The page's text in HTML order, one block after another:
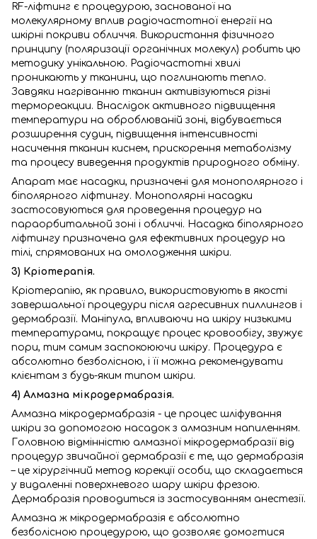
RF-ліфтинг є процедурою, заснованої на
молекулярному вплив радіочастотної енергії на
шкірні покриви обличчя. Використання фізичного
принципу (поляризації органічних молекул) робить цю
методику унікальною. Радіочастотні хвилі
проникають у тканини, що поглинають тепло.
Завдяки нагріванню тканин активізуються різні
термореакции. Внаслідок активного підвищення
температури на оброблюваній зоні, відбувається
розширення судин, підвищення інтенсивності
насичення тканин киснем, прискорення метаболізму
та процесу виведення продуктів природного обміну.
Апарат має насадки, призначені для монополярного і
біполярного ліфтингу. Монополярні насадки
застосовуються для проведення процедур на
параорбитальной зоні і обличчі. Насадка біполярного
ліфтингу призначена для ефективних процедур на
тілі, спрямованих на омолодження шкіри.
3) Кріотерапія.
Кріотерапію, як правило, використовують в якості
завершальної процедури після агресивних пиллингов і
дермабразії. Маніпула, впливаючи на шкіру низькими
температурами, покращує процес кровообігу, звужує
пори, тим самим заспокоюючи шкіру. Процедура є
абсолютно безболісною, і її можна рекомендувати
клієнтам з будь-яким типом шкіри.
4) Алмазна мікродермабразія.
Алмазна мікродермабразія - це процес шліфування
шкіри за допомогою насадок з алмазним напиленням.
Головною відмінністю алмазної мікродермабразії від
процедур звичайної дермабразії є те, що дермабразія
– це хірургічний метод корекції особи, що складається
у видаленні поверхневого шару шкіри фрезою.
Дермабразія проводиться із застосуванням анестезії.
Алмазна ж мікродермабразія є абсолютно
безболісною процедурою, що дозволяє домогтися